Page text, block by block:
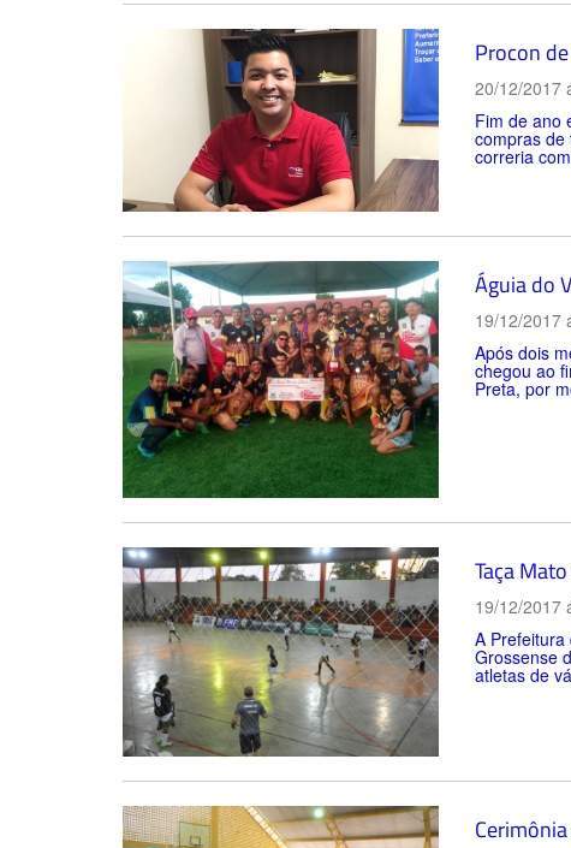
Procon
20/12/2017
Fim de ano
compras de
correria
Águia do
19/12/2017
Após dois
chegou ao
Preta, por
Taça
19/12/2017
A
Grossense
atletas de